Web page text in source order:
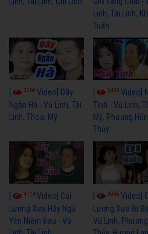
Linh, Tài Linh,
Tuấn
3768 Video] Dãy
Ngân Hà - Vũ Linh, Tài
Linh, Thoại Mỹ
3439Video]
Tình - Vũ Linh,
Mỹ, Phương
Thủy
4114Video] Cải
Lương Xưa Hãy Ngủ
Yên Niềm Đau - Vũ
3965Video]
Lương Xưa Đi
Vũ Linh,